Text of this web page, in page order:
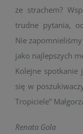
ze strachem?
trudne pytania,
Nie
jako najlepszych
Kolejne spotkanie
się w
Tropiciele”
Renata Gola